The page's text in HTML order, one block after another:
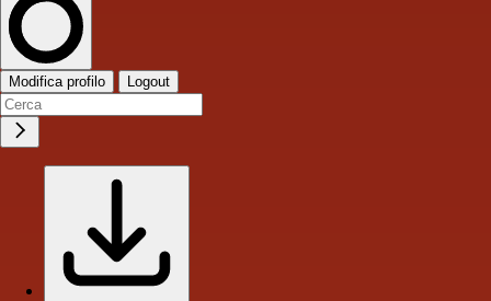
Modifica profilo Logout